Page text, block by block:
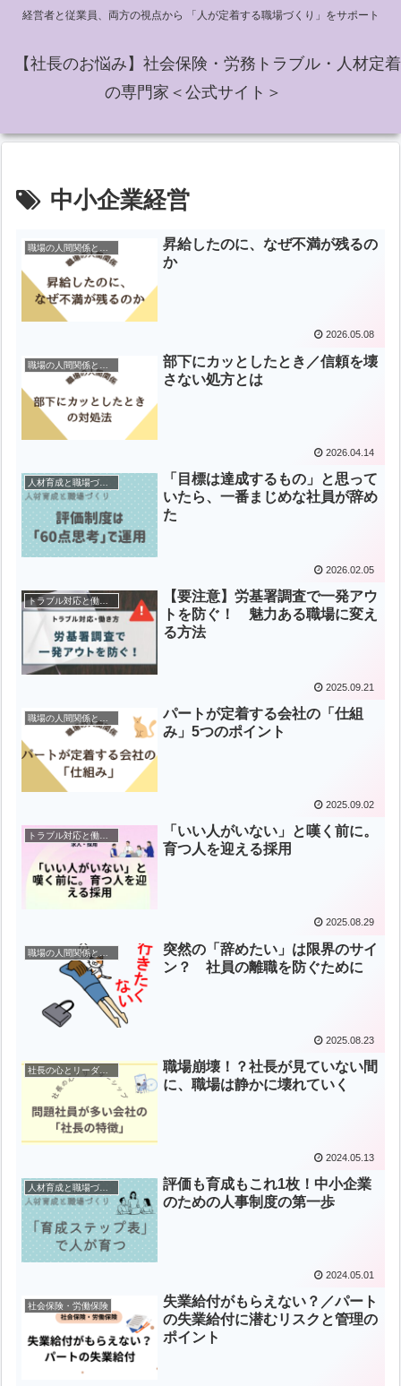
経営者と従業員、両方の視点から 「人が定着する職場づくり」をサポート
【社長のお悩み】社会保険・労務トラブル・人材定着
の専門家＜公式サイト＞
中小企業経営
昇給したのに、なぜ不満が残るの
か
2026.05.08
部下にカッとしたとき／信頼を壊
さない処方とは
2026.04.14
人材育成と職場づくり
「目標は達成するもの」と思って
いたら、一番まじめな社員が辞め
た
2026.02.05
トラブル対応と働き方の知恵
【要注意】労基署調査で一発アウ
トを防ぐ！ 魅力ある職場に変え
る方法
2025.09.21
パートが定着する会社の「仕組
み」5つのポイント
2025.09.02
トラブル対応と働き方の知恵
「いい人がいない」と嘆く前に。
育つ人を迎える採用
2025.08.29
突然の「辞めたい」は限界のサイ
ン？ 社員の離職を防ぐために
2025.08.23
社長の心とリーダーシップ
職場崩壊！？社長が見ていない間
に、職場は静かに壊れていく
2024.05.13
人材育成と職場づくり
評価も育成もこれ1枚！中小企業
のための人事制度の第一歩
2024.05.01
社会保険・労働保険
失業給付がもらえない？／パート
の失業給付に潜むリスクと管理の
ポイント